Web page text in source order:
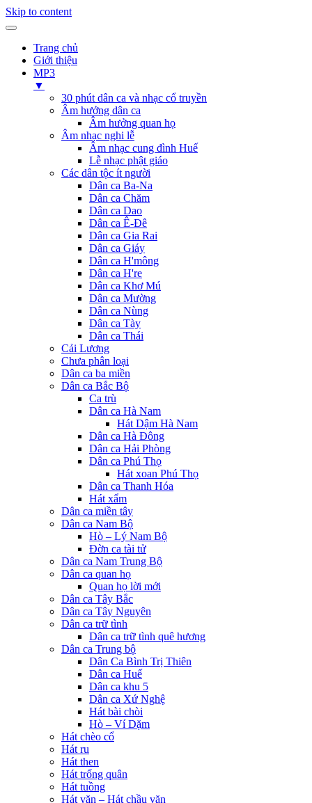
Skip to content
Trang chủ
Giới thiệu
MP3
▼
30 phút dân ca và nhạc cổ truyền
Âm hưởng dân ca
Âm hưởng quan họ
Âm nhạc nghi lễ
Âm nhạc cung đình Huế
Lễ nhạc phật giáo
Các dân tộc ít người
Dân ca Ba-Na
Dân ca Chăm
Dân ca Dao
Dân ca Ê-Đê
Dân ca Gia Rai
Dân ca Giáy
Dân ca H'mông
Dân ca H're
Dân ca Khơ Mú
Dân ca Mường
Dân ca Nùng
Dân ca Tày
Dân ca Thái
Cải Lương
Chưa phân loại
Dân ca ba miền
Dân ca Bắc Bộ
Ca trù
Dân ca Hà Nam
Hát Dậm Hà Nam
Dân ca Hà Đông
Dân ca Hải Phòng
Dân ca Phú Thọ
Hát xoan Phú Thọ
Dân ca Thanh Hóa
Hát xẩm
Dân ca miền tây
Dân ca Nam Bộ
Hò – Lý Nam Bộ
Đờn ca tài tử
Dân ca Nam Trung Bộ
Dân ca quan họ
Quan họ lời mới
Dân ca Tây Bắc
Dân ca Tây Nguyên
Dân ca trữ tình
Dân ca trữ tình quê hương
Dân ca Trung bộ
Dân Ca Bình Trị Thiên
Dân ca Huế
Dân ca khu 5
Dân ca Xứ Nghệ
Hát bài chòi
Hò – Ví Dặm
Hát chèo cổ
Hát ru
Hát then
Hát trống quân
Hát tuồng
Hát văn – Hát chầu văn